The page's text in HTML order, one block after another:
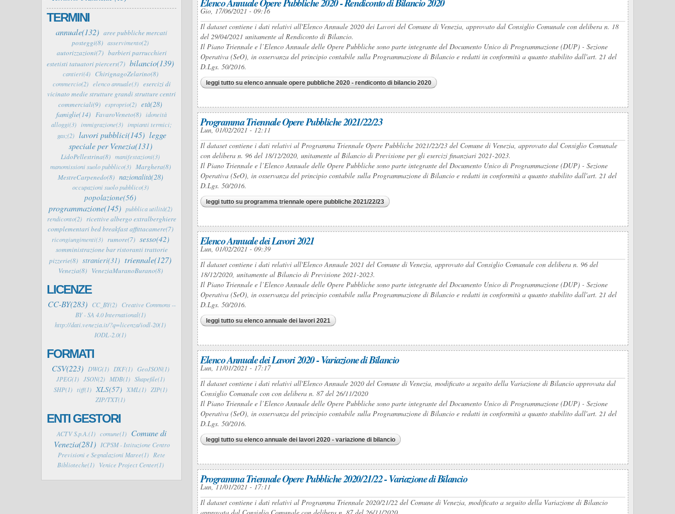
TERMINI
annuale(132) aree pubbliche mercati
posteggi(8) asservimento(2)
autorizzazioni(7) barbieri parrucchieri
estetisti tatuatori piercers(7) bilancio(139)
cantieri(4) ChirignagoZelarino(8)
commercio(2) elenco annuale(3) esercizi di
vicinato medie strutture grandi strutture centri
commerciali(9) esproprio(2) età(28)
famiglie(14) FavaroVeneto(8) idoneità
alloggi(3) immigrazione(3) impianti termici;
gas;(2) lavori pubblici(145) legge
speciale per Venezia(131)
LidoPellestrina(8) manifestazioni(3)
manomissioni suolo pubblico(3) Marghera(8)
MestreCarpenedo(8) nazionalità(28)
occupazioni suolo pubblico(3)
popolazione(56)
programmazione(145) pubblica utilità(2)
rendiconto(2) ricettive albergo extralberghiere
complementari bed breakfast affittacamere(7)
ricongiungimenti(3) rumore(7) sesso(42)
somministrazione bar ristoranti trattorie
pizzerie(8) stranieri(31) triennale(127)
Venezia(8) VeneziaMuranoBurano(8)
LICENZE
CC-BY(283) CC_BY(2)
Creative Commons --
BY - SA 4.0 International(1)
http://dati.venezia.it/?q=licenza/iodl-20(1)
IODL-2.0(1)
FORMATI
CSV(223) DWG(1) DXF(1) GeoJSON(1)
JPEG(1) JSON(2) MDB(1) Shapefile(1)
SHP(1) tiff(1) XLS(57) XML(1)
ZIP(1)
ZIP/TXT(1)
ENTI GESTORI
ACTV S.p.A.(1) comune(1)
Comune di
Venezia(281)
ICPSM - Istituzione Centro
Previsioni e Segnalazioni Maree(1)
Rete
Biblioteche(1)
Venice Project Center(1)
Gio, 17/06/2021 - 09:16
Il dataset contiene i dati relativi all'Elenco Annuale 2020 dei Lavori del Comune di Venezia, approvato dal Consiglio Comunale con delibera n. 18
del 29/04/2021 unitamente al Rendiconto di Bilancio.
Il Piano Triennale e l’Elenco Annuale delle Opere Pubbliche sono parte integrante del Documento Unico di Programmazione (DUP) - Sezione
Operativa (SeO), in osservanza del principio contabile sulla Programmazione di Bilancio e redatti in conformità a quanto stabilito dall'art. 21 del
D.Lgs. 50/2016.
leggi tutto su elenco annuale opere pubbliche 2020 - rendiconto di bilancio 2020
Programma Triennale Opere Pubbliche 2021/22/23
Lun, 01/02/2021 - 12:11
Il dataset contiene i dati relativi al Programma Triennale Opere Pubbliche 2021/22/23 del Comune di Venezia, approvato dal Consiglio Comunale
con delibera n. 96 del 18/12/2020, unitamente al Bilancio di Previsione per gli esercizi finanziari 2021-2023.
Il Piano Triennale e l’Elenco Annuale delle Opere Pubbliche sono parte integrante del Documento Unico di Programmazione (DUP) - Sezione
Operativa (SeO), in osservanza del principio contabile sulla Programmazione di Bilancio e redatti in conformità a quanto stabilito dall'art. 21 del
D.Lgs. 50/2016.
leggi tutto su programma triennale opere pubbliche 2021/22/23
Elenco Annuale dei Lavori 2021
Lun, 01/02/2021 - 09:39
Il dataset contiene i dati relativi all'Elenco Annuale 2021 del Comune di Venezia, approvato dal Consiglio Comunale con delibera n. 96 del
18/12/2020, unitamente al Bilancio di Previsione 2021-2023.
Il Piano Triennale e l’Elenco Annuale delle Opere Pubbliche sono parte integrante del Documento Unico di Programmazione (DUP) - Sezione
Operativa (SeO), in osservanza del principio contabile sulla Programmazione di Bilancio e redatti in conformità a quanto stabilito dall'art. 21 del
D.Lgs. 50/2016.
leggi tutto su elenco annuale dei lavori 2021
Elenco Annuale dei Lavori 2020 - Variazione di Bilancio
Lun, 11/01/2021 - 17:17
Il dataset contiene i dati relativi all'Elenco Annuale 2020 del Comune di Venezia, modificato a seguito della Variazione di Bilancio approvata dal
Consiglio Comunale con con delibera n. 87 del 26/11/2020
Il Piano Triennale e l’Elenco Annuale delle Opere Pubbliche sono parte integrante del Documento Unico di Programmazione (DUP) - Sezione
Operativa (SeO), in osservanza del principio contabile sulla Programmazione di Bilancio e redatti in conformità a quanto stabilito dall'art. 21 del
D.Lgs. 50/2016.
leggi tutto su elenco annuale dei lavori 2020 - variazione di bilancio
Programma Triennale Opere Pubbliche 2020/21/22 - Variazione di Bilancio
Lun, 11/01/2021 - 17:11
Il dataset contiene i dati relativi al Programma Triennale 2020/21/22 del Comune di Venezia, modificato a seguito della Variazione di Bilancio